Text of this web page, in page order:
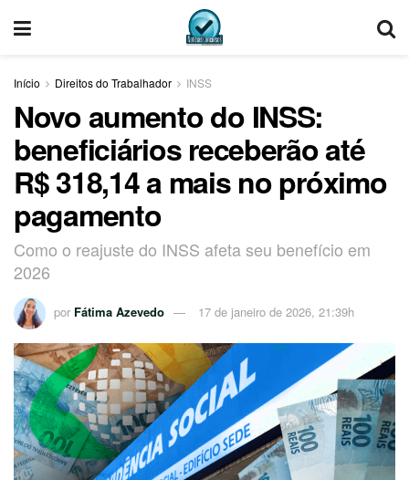
Início Direitos do Trabalhador INSS
Novo aumento do INSS:
beneficiários receberão até
R$ 318,14 a mais no próximo
pagamento
Como o reajuste do INSS afeta seu benefício em
2026
por Fátima Azevedo 17 de janeiro de 2026, 21:39h